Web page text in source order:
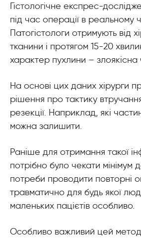
Гістологічне експрес-
під час операції в реальному
Патогістологи отримують від
тканини і протягом 15-20
характер пухлини – злоякісна
На основі цих даних хірурги
рішення про тактику
резекції. Наприклад, які
можна залишити.
Раніше для отримання такої
потрібно було чекати мінімум
потреби проводити повторні
травматично для будь якої
маленьких пацієтів особливо.
Особливо важливий цей